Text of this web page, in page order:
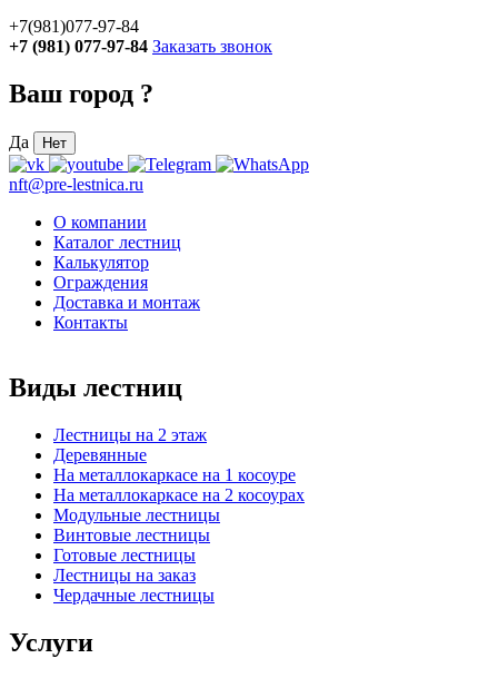
+7(981)077-97-84
+7 (981) 077-97-84 Заказать звонок
Ваш город ?
Да Нет
nft@pre-lestnica.ru
О компании
Каталог лестниц
Калькулятор
Ограждения
Доставка и монтаж
Контакты
Виды лестниц
Лестницы на 2 этаж
Деревянные
На металлокаркасе на 1 косоуре
На металлокаркасе на 2 косоурах
Модульные лестницы
Винтовые лестницы
Готовые лестницы
Лестницы на заказ
Чердачные лестницы
Услуги